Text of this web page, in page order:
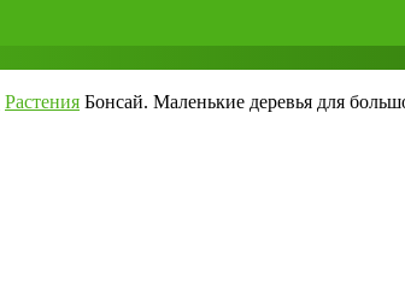
Растения Бонсай. Маленькие деревья для